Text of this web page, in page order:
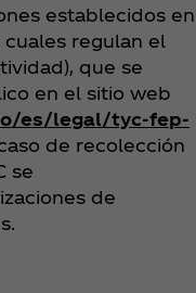
establecidos en
cuales regulan el
que se
en el sitio web
es/legal/tyc-fep-
de recolección
se
de